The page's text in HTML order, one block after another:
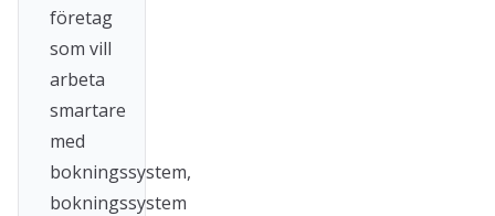
företag
som vill
arbeta
smartare
med
bokningssystem,
bokningssystem